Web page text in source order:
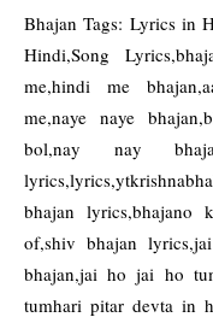
Bhajan Tags: Lyrics in
Hindi,Song
me,hindi me
me,naye naye
bol,nay nay
bhajan lyrics,bhajano
of,shiv bhajan
bhajan,jai ho jai ho
tumhari pitar devta in